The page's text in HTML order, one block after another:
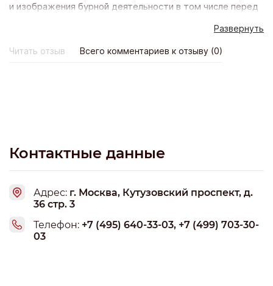
и изображения бурной деятельности в том числе перед
слове и чудом иногда деталь не возвращается на
доработку. Официальная часть зарплаты 15000.
Остальное черным налом. В силу своей убогости данная
всякого назвал фирму по имени героя романа, правда
там был успешный бизнесмен, а здесь неудачник и
врун... Вот несколько лохов там до сих пор и работает
наиболее верных и верящих - за бесплатно, последние
месяца даже официалка не поступала вовремя, а долгах
по 200 тыс. каждому уже и говорить не приходиться.
Оборудование стырино с Мосэлектромаша и даже не
числиться у них.
Развернуть
Читать отзыв Всего комментариев к отзыву (0)
Контактные данные
Адрес: г. Москва, Кутузовский проспект, д.
36 стр. 3
Телефон: +7 (495) 640-33-03, +7 (499) 703-30-
03